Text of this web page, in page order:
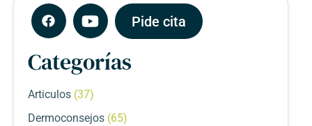
Pide cita
Categorías
Articulos (37)
Dermoconsejos (65)